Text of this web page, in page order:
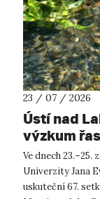
23 / 07 / 2026
Ústí nad
výzkum
Ve dnech
Univerzity Jana
uskuteční 67.